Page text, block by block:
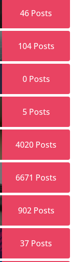
46 Posts
104Posts
0Posts
5Posts
4020 Posts
6671 Posts
902Posts
37 Posts